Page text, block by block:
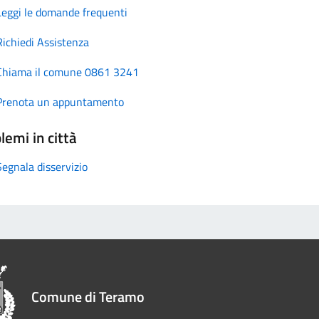
le domande frequenti
Assistenza
il comune 0861 3241
un appuntamento
in città
disservizio
Comune di Teramo